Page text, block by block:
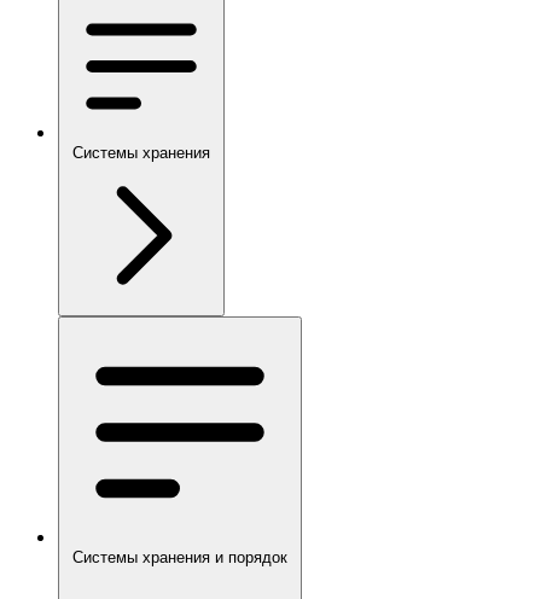
Системы хранения
Системы хранения и порядок